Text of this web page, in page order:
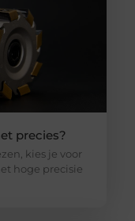
precies?
kies je voor
hoge precisie